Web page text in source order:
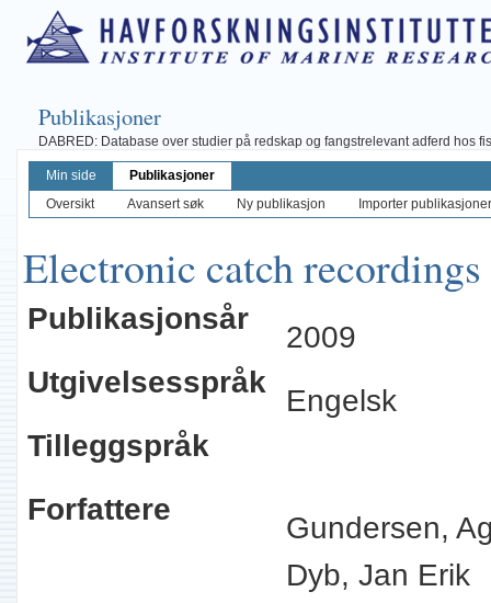
Publikasjoner
DABRED: Database over studier på redskap og fangstrelevant adferd hos
Min side
Publikasjoner
Oversikt
Avansert søk Ny publikasjon Importer
Electronic catch
Publikasjonsår
2009
Utgivelsesspråk
Engelsk
Tilleggspråk
Forfattere
Gundersen,
Dyb, Jan Erik